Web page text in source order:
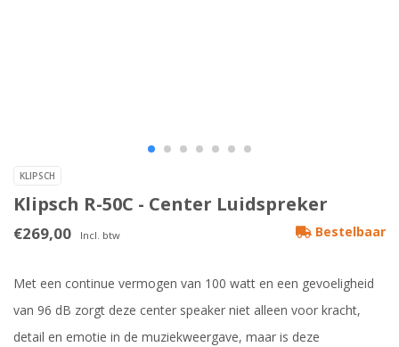
KLIPSCH
Klipsch R-50C - Center Luidspreker
€269,00 Incl. btw Bestelbaar
Met een continue vermogen van 100 watt en een gevoeligheid
van 96 dB zorgt deze center speaker niet alleen voor kracht,
detail en emotie in de muziekweergave, maar is deze